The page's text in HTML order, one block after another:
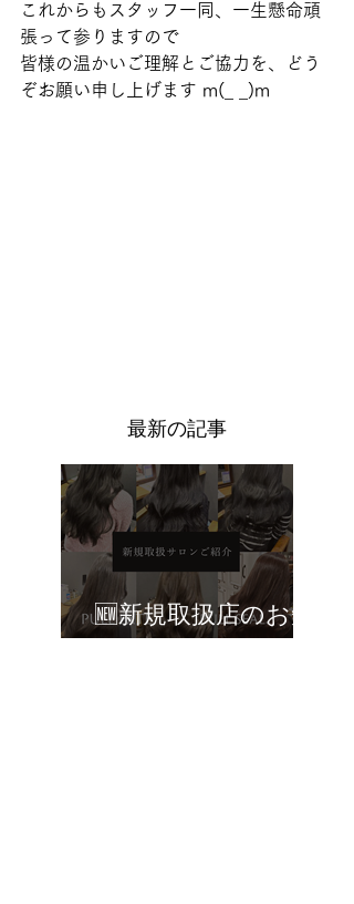
これからもスタッフ一同、一生懸命頑
張って参りますので
皆様の温かいご理解とご協力を、どう
ぞお願い申し上げます m(_ _)m
​最新の記事
🆕新規取扱店のお知